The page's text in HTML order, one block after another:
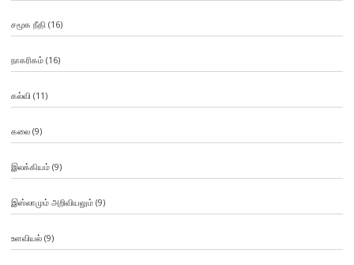
சமூக நீதி (16)
நாகரிகம்(16)
கல்வி (11)
கலை(9)
இலக்கியம்(9)
இஸ்லாமும் அறிவியலும்(9)
உளவியல்(9)